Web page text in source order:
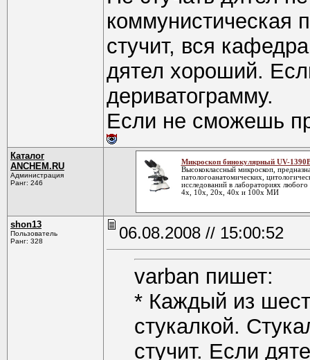
коммунистическая
стучит, вся
дятел хороший.
дериватограмму.
Если не сможешь
Каталог
ANCHEM.RU
Администрация
Ранг: 246
Микроскоп бинокулярный UV-
Высококлассный микроскоп,
патологоанатомических,
исследований в лабораториях
4х, 10х, 20х, 40х и 100х МИ
shon13
Пользователь
Ранг: 328
06.08.2008 // 15:00:52
varban пишет:
* Каждый из
стукалкой.
стучит. Если